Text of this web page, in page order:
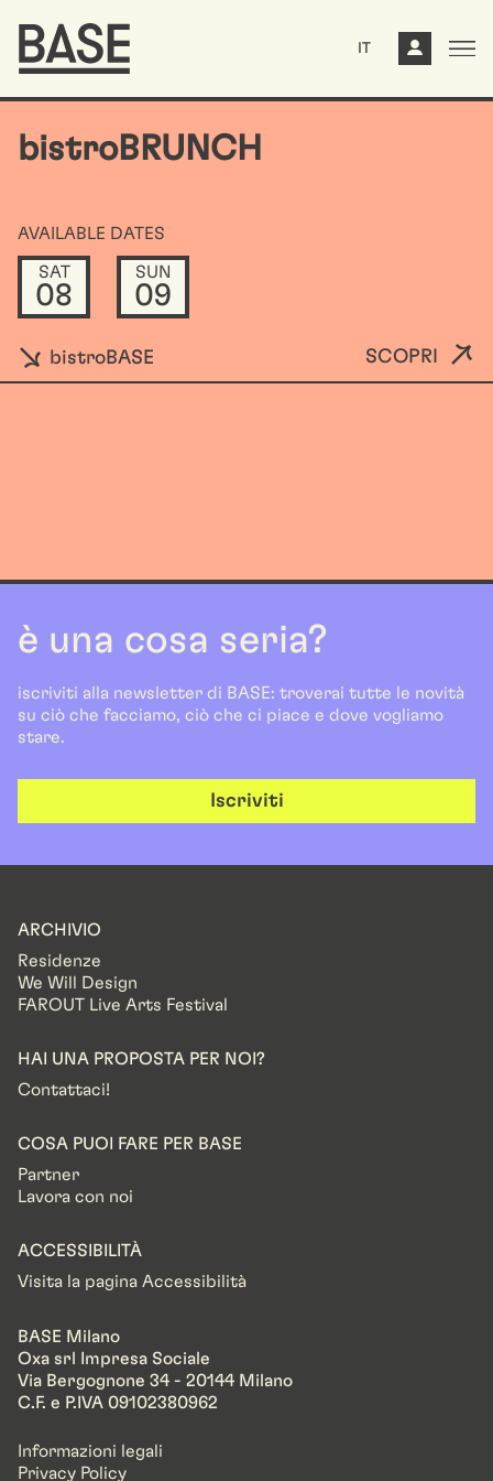
IT
bistroBRUNCH
AVAILABLE DATES
SAT
08
SUN
09
bistroBASE SCOPRI
è una cosa seria?
iscriviti alla newsletter di BASE: troverai tutte le novità
su ciò che facciamo, ciò che ci piace e dove vogliamo
stare.
Iscriviti
ARCHIVIO
Residenze
We Will Design
FAROUT Live Arts Festival
HAI UNA PROPOSTA PER NOI?
Contattaci!
COSA PUOI FARE PER BASE
Partner
Lavora con noi
ACCESSIBILITÀ
Visita la pagina Accessibilità
BASE Milano
Oxa srl Impresa Sociale
Via Bergognone 34 - 20144 Milano
C.F. e P.IVA 09102380962
Informazioni legali
Privacy Policy